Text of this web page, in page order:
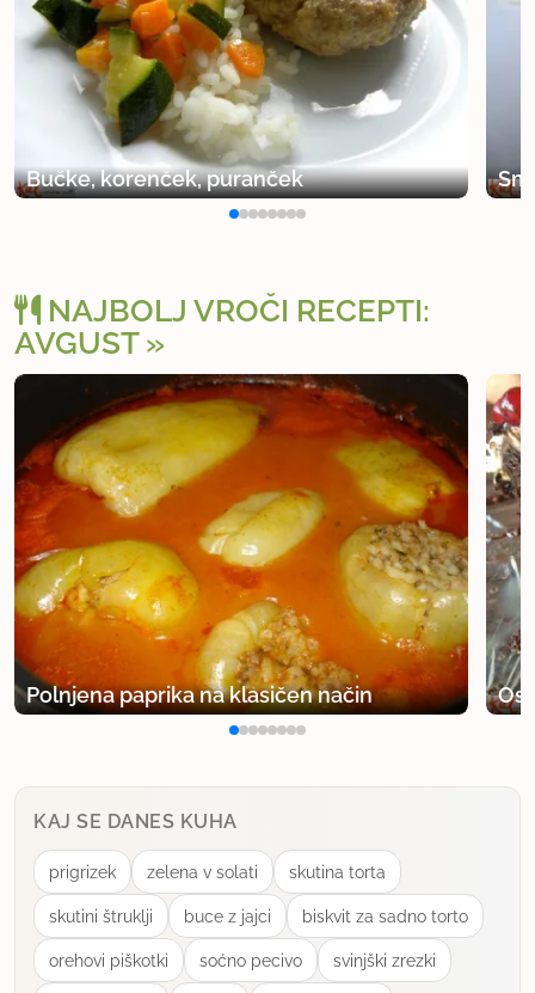
Bučke, korenček, puranček
NAJBOLJ VROČI RECEPTI:
AVGUST
Polnjena paprika na klasičen način
KAJ SE DANES KUHA
prigrizek zelena v solati skutina torta
skutini štruklji buce z jajci biskvit za sadno torto
orehovi piškotki soćno pecivo svinjški zrezki